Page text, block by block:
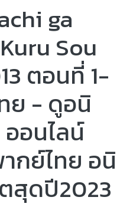
ga
Sou
ตอนที่ 1-
ทย - ดูอนิ
ออนไลน์
กย์ไทย อนิ
สุดปี2023